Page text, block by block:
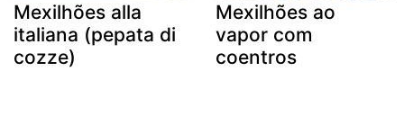
Mexilhões alla
italiana (pepata di
cozze)
Mexilhões ao
vapor com
coentros